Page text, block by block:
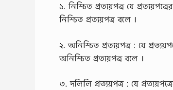
১. নিশ্চিত প্রত্যয়পত্র যে
নিশ্চিত প্রত্যয়পত্র বলে ।
২. অনিশ্চিত প্রত্যয়পত্র : যে
অনিশ্চিত প্রত্যয়পত্র বলে ।
৩. দলিলি প্রত্যয়পত্র : যে